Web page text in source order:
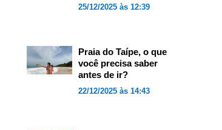
25/12/2025 às 12:39
Praia do Taípe, o que
você precisa saber
antes de ir?
22/12/2025 às 14:43